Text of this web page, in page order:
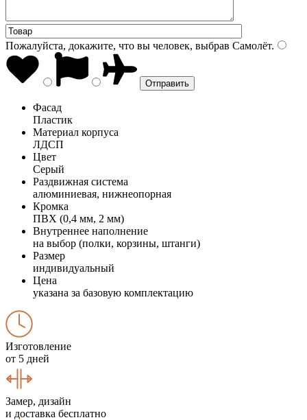
Пожалуйста, докажите, что вы человек, выбрав Самолёт.
Фасад
Пластик
Материал корпуса
ЛДСП
Цвет
Серый
Раздвижная система
алюминиевая, нижнеопорная
Кромка
ПВХ (0,4 мм, 2 мм)
Внутреннее наполнение
на выбор (полки, корзины, штанги)
Размер
индивидуальный
Цена
указана за базовую комплектацию
Изготовление
от 5 дней
Замер, дизайн
и доставка бесплатно